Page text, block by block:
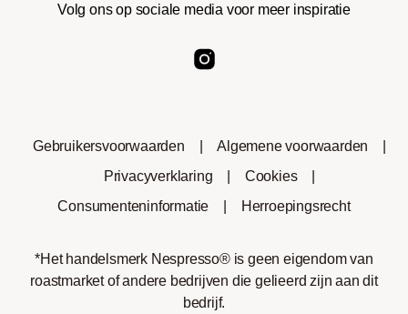
Volg ons op sociale media voor meer inspiratie
Gebruikersvoorwaarden Algemene voorwaarden
Privacyverklaring
Cookies
Consumenteninformatie
Herroepingsrecht
*Het handelsmerk Nespresso® is geen eigendom van
roastmarket of andere bedrijven die gelieerd zijn aan dit
bedrijf.